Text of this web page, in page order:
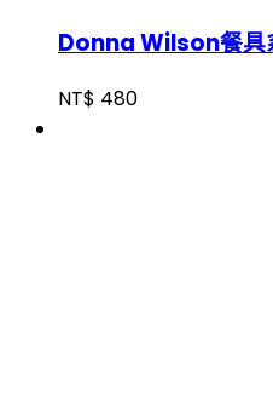
Donna Wilson餐
NT$ 480